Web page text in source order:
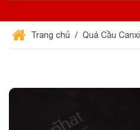
Trang chủ Quả Cầu